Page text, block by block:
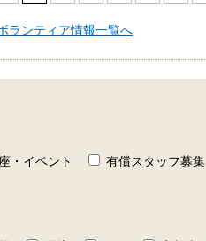
ランティア情報一覧へ
・イベント
有償スタッフ募集